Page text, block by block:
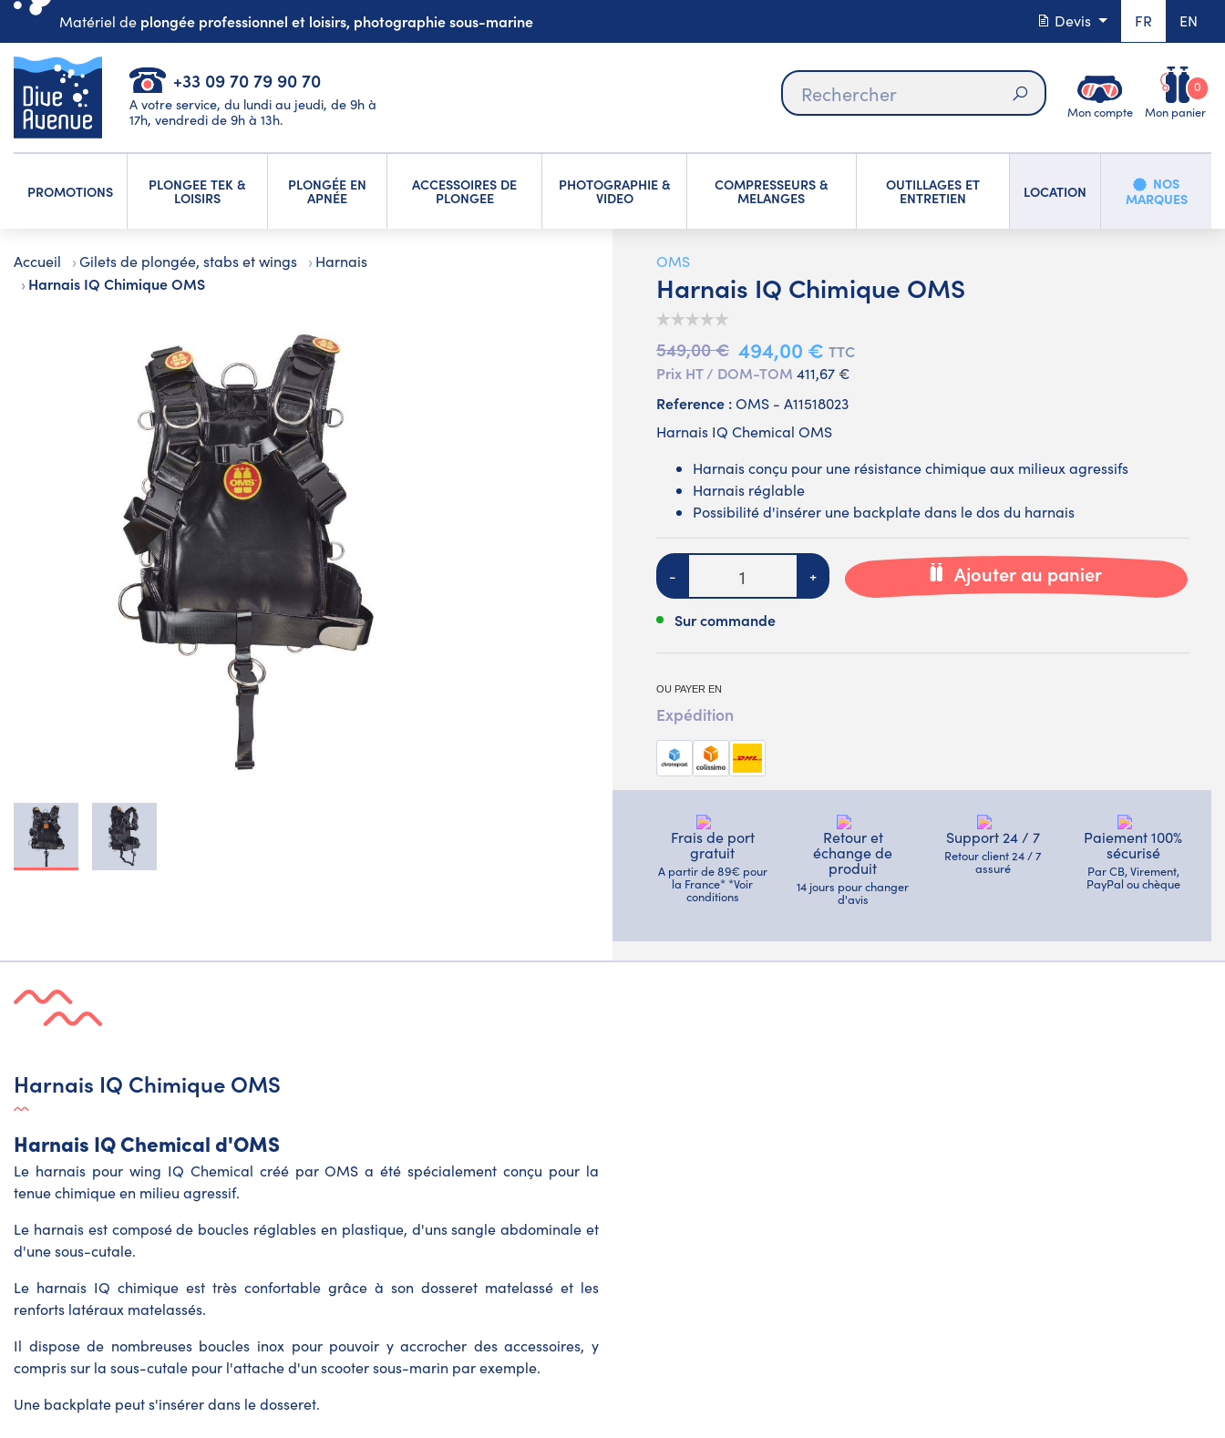
Matériel de plongée professionnel et loisirs, photographie sous-marine Devis FR EN
+33 09 70 79 90 70
A votre service, du lundi au jeudi, de 9h à
17h, vendredi de 9h à 13h.
Rechercher
Mon compte Mon panier
0
PROMOTIONS PLONGEE TEK &
LOISIRS
PLONGÉE EN
APNÉE
ACCESSOIRES DE
PLONGEE
PHOTOGRAPHIE &
VIDEO
COMPRESSEURS &
MELANGES
OUTILLAGES ET
ENTRETIEN LOCATION
NOS
MARQUES
Accueil Gilets de plongée, stabs et wings Harnais
Harnais IQ Chimique OMS
OMS
Harnais IQ Chimique OMS
549,00 € 494,00 € TTC
Prix HT / DOM-TOM 411,67 €
Reference :OMS - A11518023
Harnais IQ Chemical OMS
Harnais conçu pour une résistance chimique aux milieux agressifs
Harnais réglable
Possibilité d'insérer une backplate dans le dos du harnais
Quantité
- + Ajouter au panier
Sur commande
OU PAYER EN
Expédition
Frais de port
gratuit
A partir de 89€ pour
la France* *Voir
conditions
Retour et
échange de
produit
14 jours pour changer
d'avis
Support 24 / 7
Retour client 24 / 7
assuré
Paiement 100%
sécurisé
Par CB, Virement,
PayPal ou chèque
Harnais IQ Chimique OMS
Harnais IQ Chemical d'OMS
Le harnais pour wing IQ Chemical créé par OMS a été spécialement conçu pour la
tenue chimique en milieu agressif.
Le harnais est composé de boucles réglables en plastique, d'uns sangle abdominale et
d'une sous-cutale.
Le harnais IQ chimique est très confortable grâce à son dosseret matelassé et les
renforts latéraux matelassés.
Il dispose de nombreuses boucles inox pour pouvoir y accrocher des accessoires, y
compris sur la sous-cutale pour l'attache d'un scooter sous-marin par exemple.
Une backplate peut s'insérer dans le dosseret.